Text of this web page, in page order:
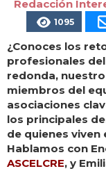
Redacción
1095
¿Conoces los
profesionales
redonda,
miembros del
asociaciones
los principales
de quienes viven
Hablamos con
ASCELCRE, y